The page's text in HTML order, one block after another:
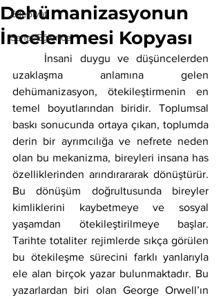
Edebiyat
Sanat/Eğlence
Dehümanizasyonun
İncelenmesi Kopyası
uzaklaşma anlamına gelen
dehümanizasyon, ötekileştirmenin en
temel boyutlarından biridir. Toplumsal
baskı sonucunda ortaya çıkan, toplumda
derin bir ayrımcılığa ve nefrete neden
olan bu mekanizma, bireyleri insana has
özelliklerinden arındırararak dönüştürür.
Bu dönüşüm doğrultusunda bireyler
kimliklerini kaybetmeye ve sosyal
yaşamdan ötekileştirilmeye başlar.
Tarihte totaliter rejimlerde sıkça görülen
bu ötekileşme sürecini farklı yanlarıyla
ele alan birçok yazar bulunmaktadır. Bu
yazarlardan biri olan George Orwell’ın